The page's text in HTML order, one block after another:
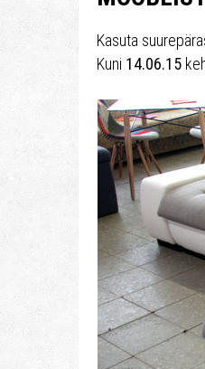
Kasuta
Kuni 14.06.15